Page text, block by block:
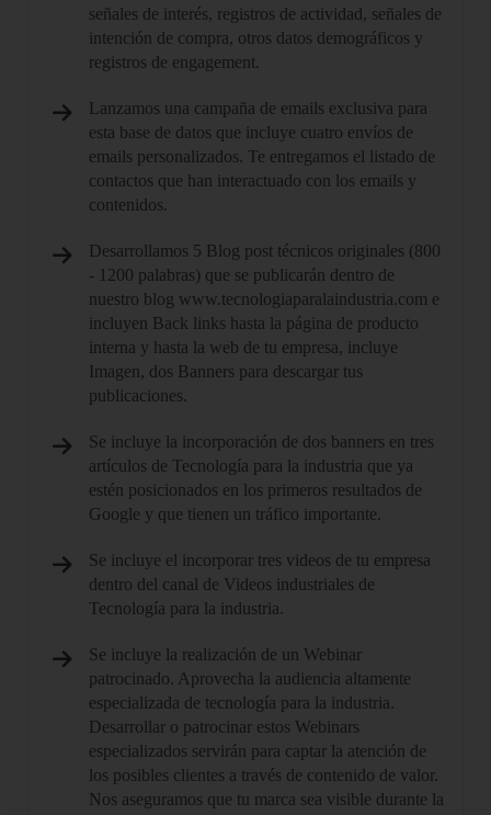
señales de interés, registros de actividad, señales de
intención de compra, otros datos demográficos y
registros de engagement.
Lanzamos una campaña de emails exclusiva para
esta base de datos que incluye cuatro envíos de
emails personalizados. Te entregamos el listado de
contactos que han interactuado con los emails y
contenidos.
Desarrollamos 5 Blog post técnicos originales (800
- 1200 palabras) que se publicarán dentro de
nuestro blog www.tecnologiaparalaindustria.com e
incluyen Back links hasta la página de producto
interna y hasta la web de tu empresa, incluye
Imagen, dos Banners para descargar tus
publicaciones.
Se incluye la incorporación de dos banners en tres
artículos de Tecnología para la industria que ya
estén posicionados en los primeros resultados de
Google y que tienen un tráfico importante.
Se incluye el incorporar tres videos de tu empresa
dentro del canal de Videos industriales de
Tecnología para la industria.
Se incluye la realización de un Webinar
patrocinado. Aprovecha la audiencia altamente
especializada de tecnología para la industria.
Desarrollar o patrocinar estos Webinars
especializados servirán para captar la atención de
los posibles clientes a través de contenido de valor.
Nos aseguramos que tu marca sea visible durante la